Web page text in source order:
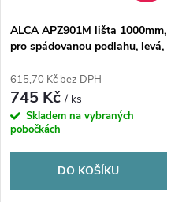
p
r
o
d
s
p
r
o
d
ALCA APZ901M lišta 1000mm,
pro spádovanou podlahu, levá,
615,70 Kč bez DPH
745 Kč/ ks
Skladem na vybraných
pobočkách
DO KOŠÍKU